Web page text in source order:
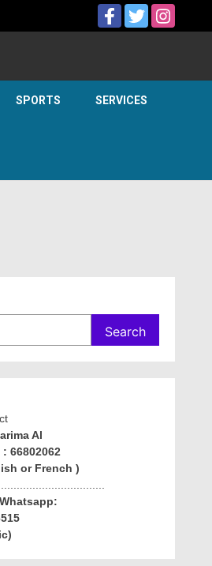
SPORTS SERVICES
Search
Al
66802062
or French )